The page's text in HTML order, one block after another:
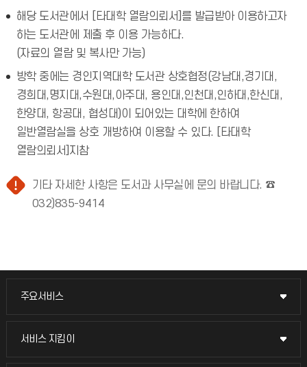
해당 도서관에서 [타대학 열람의뢰서]를 발급받아 이용하고자
하는 도서관에 제출 후 이용 가능하다.
(자료의 열람 및 복사만 가능)
방학 중에는 경인지역대학 도서관 상호협정(강남대,경기대,
경희대,명지대,수원대,아주대, 용인대,인천대,인하대,한신대,
한양대, 항공대, 협성대)이 되어있는 대학에 한하여
일반열람실을 상호 개방하여 이용할 수 있다. [타대학
열람의뢰서]지참
기타 자세한 사항은 도서과 사무실에 문의 바랍니다. ☎
032)835-9414
주요서비스
주요서비스
교무회의방송
서비스 지킴이
서비스 지킴이